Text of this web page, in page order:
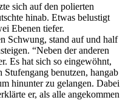
sich auf den polierten
hinab. Etwas belustigt
Ebenen tiefer.
Schwung, stand auf und half
“Neben der anderen
Es hat sich so eingewöhnt,
benutzen, hangab
hinunter zu gelangen. Dabei
er, als alle angekommen